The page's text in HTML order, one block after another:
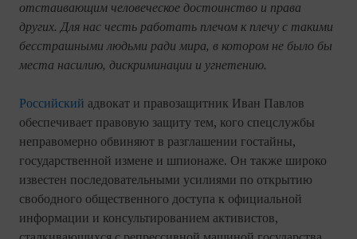
отстаивающим человеческое достоинство и права
других. Для нас честь работать плечом к плечу с такими
бесстрашными людьми ради мира, в котором не было бы
места насилию, дискриминации и угнетению.
Российский адвокат и правозащитник Иван Павлов
обеспечивает правовую защиту тем, кого спецслужбы
неправомерно обвиняют в разглашении гостайны,
государственной измене и шпионаже. Он также широко
известен последовательными усилиями по открытию
свободного общественного доступа к официальной
информации и консультированием активистов,